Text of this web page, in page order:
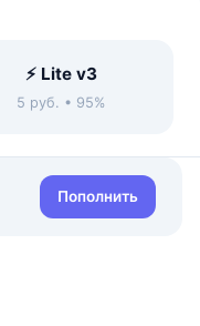
⚡ Lite v3
5 руб. • 95%
Пополнить